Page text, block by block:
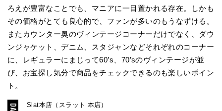
ろえが豊富なことでも、マニアに一目置かれる存在。しかも
その価格がとても良心的で、ファンが多いのもうなずける。
またカウンター奥のヴィンテージコーナーだけでなく、ダウ
ンジャケット、デニム、スタジャンなどそれぞれのコーナー
に、レギュラーにまじって60’s、70’sのヴィンテージが並
び、お宝探し気分で商品をチェックできるのも楽しいポイン
ト。
Slat本店（スラット 本店）